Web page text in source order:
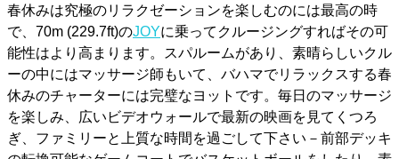
春休みは究極のリラクゼーションを楽しむのには最高の時
で、70m (229.7ft)のJOYに乗ってクルージングすればその可
能性はより高まります。スパルームがあり、素晴らしいクル
ーの中にはマッサージ師もいて、バハマでリラックスする春
休みのチャーターには完璧なヨットです。毎日のマッサージ
を楽しみ、広いビデオウォールで最新の映画を見てくつろ
ぎ、ファミリーと上質な時間を過ごして下さい－前部デッキ